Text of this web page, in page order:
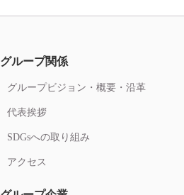
グループ関係
グループビジョン・概要・沿革
代表挨拶
SDGsへの取り組み
アクセス